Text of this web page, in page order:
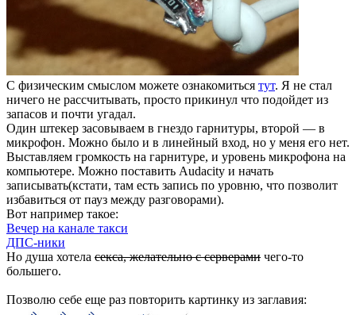
С физическим смыслом можете ознакомиться тут. Я не стал
ничего не рассчитывать, просто прикинул что подойдет из
запасов и почти угадал.
Один штекер засовываем в гнездо гарнитуры, второй — в
микрофон. Можно было и в линейный вход, но у меня его нет.
Выставляем громкость на гарнитуре, и уровень микрофона на
компьютере. Можно поставить Audacity и начать
записывать(кстати, там есть запись по уровню, что позволит
избавиться от пауз между разговорами).
Вот например такое:
Вечер на канале такси
ДПС-ники
Но душа хотела секса, желательно с серверами чего-то
большего.
Позволю себе еще раз повторить картинку из заглавия: